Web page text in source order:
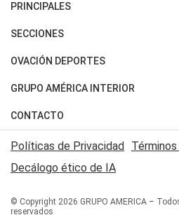
PRINCIPALES
Últimas Noticias
Política
Judiciales
Economia
SECCIONES
Horóscopo
Motores
Trucos caseros
Series y Películas
Edictos y Solicitadas
OVACIÓN DEPORTES
Fútbol
Mundial
Automovilismo
Rugby
Básquet
GRUPO AMÉRICA INTERIOR
Canal 7 en Vivo
San Juan 8
CONTACTO
Acerca de Nosotros
Contactanos
Políticas de Privacidad
Decálogo ético de IA
© Copyright 2026 GRUPO AMERICA –
reservados